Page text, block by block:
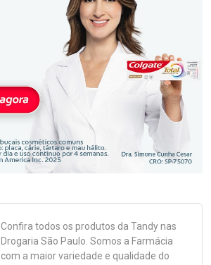
Confira todos os produtos da Tandynas
Drogaria São Paulo. Somos a Farmácia
com a maior variedade e qualidade do